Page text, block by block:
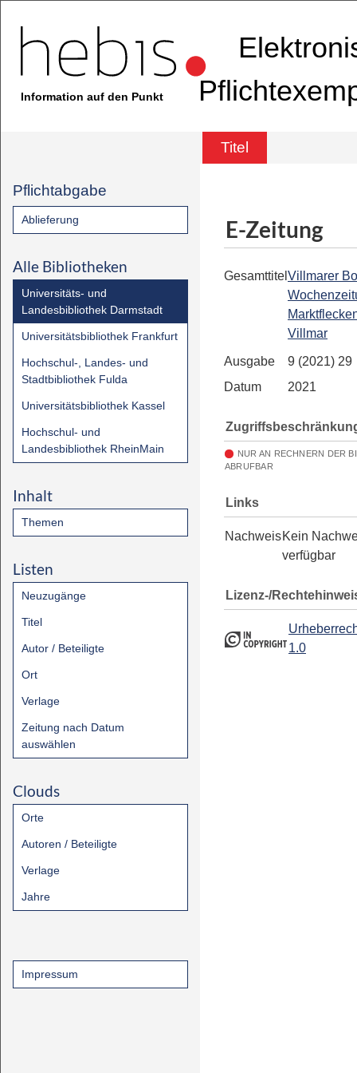
Information auf den Punkt
Titel
Pflichtabgabe
Ablieferung
Alle Bibliotheken
Universitäts- und
Landesbibliothek Darmstadt
Universitätsbibliothek Frankfurt
Hochschul-, Landes- und
Stadtbibliothek Fulda
Universitätsbibliothek Kassel
Hochschul- und
Landesbibliothek RheinMain
Inhalt
Themen
Listen
Neuzugänge
Titel
Autor / Beteiligte
Ort
Verlage
Zeitung nach Datum
auswählen
Clouds
Orte
Autoren / Beteiligte
Verlage
Jahre
Impressum
E-Zeitung
Gesamttitel Villmarer
Villmar
Ausgabe
9 (2021) 29
Datum
2021
NUR AN RECHNERN DER
ABRUFBAR
Links
NachweisKein
verfügbar
Lizenz-/
1.0